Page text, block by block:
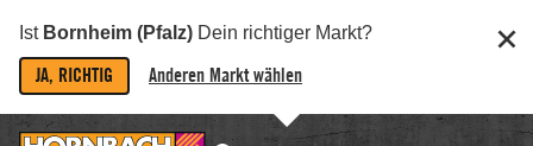
Ist Bornheim (Pfalz) Dein richtiger Markt?
JA, RICHTIG Anderen Markt wählen